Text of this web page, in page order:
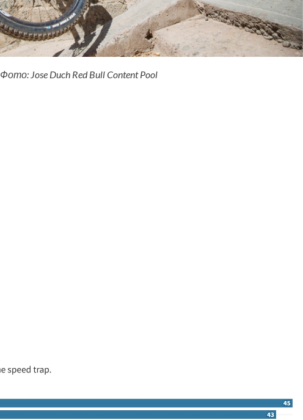
Фото: Jose Duch Red Bull Content Pool